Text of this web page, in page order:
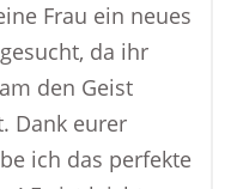
Frau ein neues
da ihr
den Geist
Dank eurer
ich das perfekte